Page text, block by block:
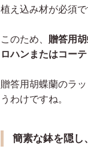
植え込み材が必須で
このため、 贈答用
ロハンまたはコー
贈答用胡蝶蘭のラ
うわけですね。
簡素な鉢を隠し